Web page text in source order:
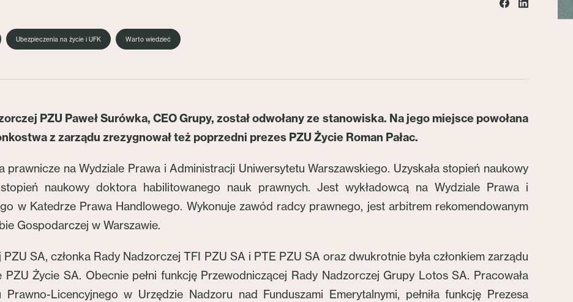
Ubezpieczenia na życie i UFK Warto wiedzieć
PZU Paweł Surówka, CEO Grupy, został odwołany ze stanowiska. Na jego miejsce powołana
z zarządu zrezygnował też poprzedni prezes PZU Życie Roman Pałac.
prawnicze na Wydziale Prawa i Administracji Uniwersytetu Warszawskiego. Uzyskała stopień naukowy
naukowy doktora habilitowanego nauk prawnych. Jest wykładowcą na Wydziale Prawa i
w Katedrze Prawa Handlowego. Wykonuje zawód radcy prawnego, jest arbitrem rekomendowanym
Gospodarczej w Warszawie.
PZU SA, członka Rady Nadzorczej TFI PZU SA i PTE PZU SA oraz dwukrotnie była członkiem zarządu
Życie SA. Obecnie pełni funkcję Przewodniczącej Rady Nadzorczej Grupy Lotos SA. Pracowała
Licencyjnego w Urzędzie Nadzoru nad Funduszami Emerytalnymi, pełniła funkcję Prezesa